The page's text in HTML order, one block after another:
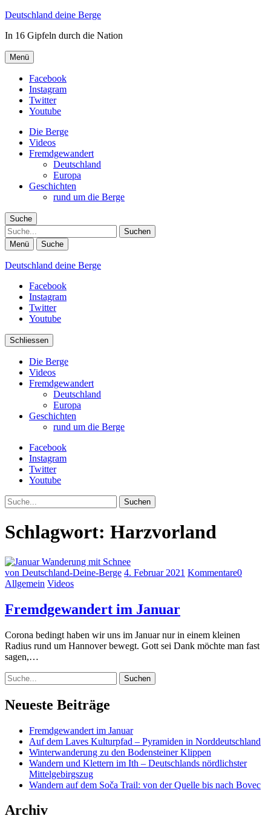
Deutschland deine Berge
In 16 Gipfeln durch die Nation
Menü
Facebook
Instagram
Twitter
Youtube
Die Berge
Videos
Fremdgewandert
Deutschland
Europa
Geschichten
rund um die Berge
Suche
Suche
Menü Suche
Deutschland deine Berge
Facebook
Instagram
Twitter
Youtube
Schliessen
Die Berge
Videos
Fremdgewandert
Deutschland
Europa
Geschichten
rund um die Berge
Facebook
Instagram
Twitter
Youtube
Suche
Schlagwort: Harzvorland
von Deutschland-Deine-Berge 4. Februar 2021 Kommentare0
Allgemein Videos
Fremdgewandert im Januar
Corona bedingt haben wir uns im Januar nur in einem kleinen
Radius rund um Hannover bewegt. Gott sei Dank möchte man fast
sagen,…
Suche
Neueste Beiträge
Fremdgewandert im Januar
Auf dem Laves Kulturpfad – Pyramiden in Norddeutschland
Winterwanderung zu den Bodensteiner Klippen
Wandern und Klettern im Ith – Deutschlands nördlichster
Mittelgebirgszug
Wandern auf dem Soča Trail: von der Quelle bis nach Bovec
Archiv